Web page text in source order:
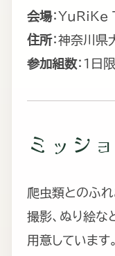
会場：YuRiKe
住所：神奈川
参加組数：1日
ミッシ
爬虫類とのふれ
撮影、ぬり絵な
用意しています。